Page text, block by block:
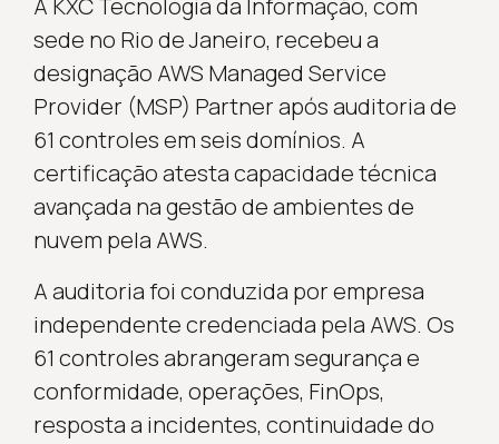
sede no Rio de Janeiro, recebeu a
designação AWS Managed Service
Provider (MSP) Partner após auditoria de
61 controles em seis domínios. A
certificação atesta capacidade técnica
avançada na gestão de ambientes de
nuvem pela AWS.
A auditoria foi conduzida por empresa
independente credenciada pela AWS. Os
61 controles abrangeram segurança e
conformidade, operações, FinOps,
resposta a incidentes, continuidade do